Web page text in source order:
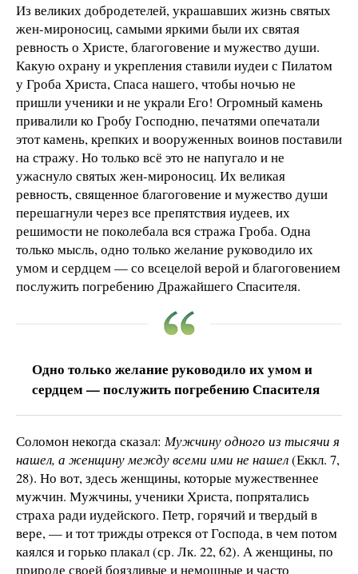
Из великих добродетелей, украшавших жизнь святых
жен-мироносиц, самыми яркими были их святая
ревность о Христе, благоговение и мужество души.
Какую охрану и укрепления ставили иудеи с Пилатом
у Гроба Христа, Спаса нашего, чтобы ночью не
пришли ученики и не украли Его! Огромный камень
привалили ко Гробу Господню, печатями опечатали
этот камень, крепких и вооруженных воинов поставили
на стражу. Но только всё это не напугало и не
ужаснуло святых жен-мироносиц. Их великая
ревность, священное благоговение и мужество души
перешагнули через все препятствия иудеев, их
решимости не поколебала вся стража Гроба. Одна
только мысль, одно только желание руководило их
умом и сердцем — со всецелой верой и благоговением
послужить погребению Дражайшего Спасителя.
Одно только желание руководило их умом и
сердцем — послужить погребению Спасителя
Соломон некогда сказал: Мужчину одного из тысячи я
нашел, а женщину между всеми ими не нашел(Еккл. 7,
28). Но вот, здесь женщины, которые мужественнее
мужчин. Мужчины, ученики Христа, попрятались
страха ради иудейского. Петр, горячий и твердый в
вере, — и тот трижды отрекся от Господа, в чем потом
каялся и горько плакал (ср. Лк. 22, 62). А женщины, по
природе своей боязливые и немощные и часто